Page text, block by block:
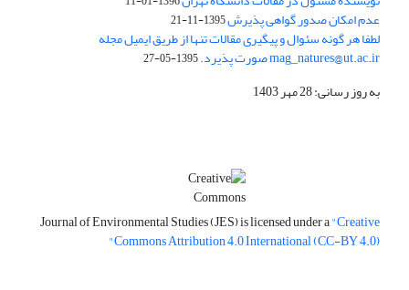
عدم امکان صدور گواهی پذیرش1395-11-21
لطفا هر گونه سئوال و پیگیری مقالات تنها از طریق ایمیل مجله
mag_natures@ut.ac.ir صورت پذیرد. 1395-05-27
به روز رسانی: 28 مهر 1403
Journal of Environmental Studies (JES) is licensed under a"Creative
Commons Attribution 4.0 International (CC-BY 4.0)"